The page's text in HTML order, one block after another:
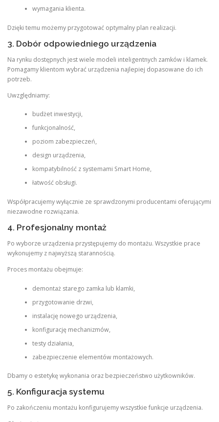
wymagania klienta.
Dzięki temu możemy przygotować optymalny plan realizacji.
3. Dobór odpowiedniego urządzenia
Na rynku dostępnych jest wiele modeli inteligentnych zamków i klamek.
Pomagamy klientom wybrać urządzenia najlepiej dopasowane do ich
potrzeb.
Uwzględniamy:
budżet inwestycji,
funkcjonalność,
poziom zabezpieczeń,
design urządzenia,
kompatybilność z systemami Smart Home,
łatwość obsługi.
Współpracujemy wyłącznie ze sprawdzonymi producentami oferującymi
niezawodne rozwiązania.
4. Profesjonalny montaż
Po wyborze urządzenia przystępujemy do montażu. Wszystkie prace
wykonujemy z najwyższą starannością.
Proces montażu obejmuje:
demontaż starego zamka lub klamki,
przygotowanie drzwi,
instalację nowego urządzenia,
konfigurację mechanizmów,
testy działania,
zabezpieczenie elementów montażowych.
Dbamy o estetykę wykonania oraz bezpieczeństwo użytkowników.
5. Konfiguracja systemu
Po zakończeniu montażu konfigurujemy wszystkie funkcje urządzenia.